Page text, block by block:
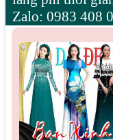
Zalo: 0983 408